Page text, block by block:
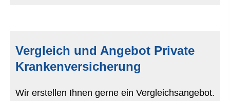
Vergleich und Angebot Private
Kranken­ver­si­che­rung
Wir erstellen Ihnen gerne ein Vergleichsangebot.